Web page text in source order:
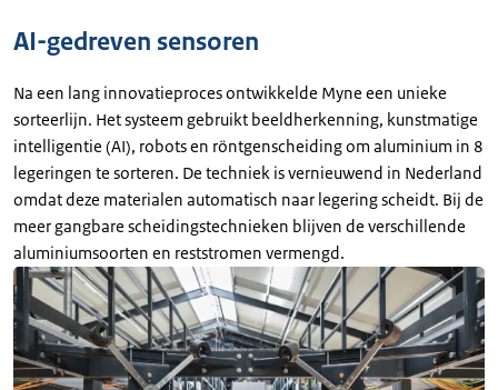
AI-gedreven sensoren
Na een lang innovatieproces ontwikkelde Myne een unieke
sorteerlijn. Het systeem gebruikt beeldherkenning, kunstmatige
intelligentie (AI), robots en röntgenscheiding om aluminium in 8
legeringen te sorteren. De techniek is vernieuwend in Nederland
omdat deze materialen automatisch naar legering scheidt. Bij de
meer gangbare scheidingstechnieken blijven de verschillende
aluminiumsoorten en reststromen vermengd.